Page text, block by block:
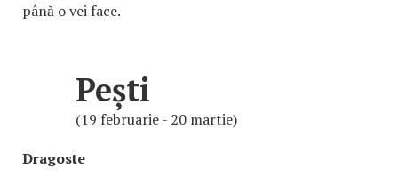
până o vei face.
Pești
(19 februarie - 20 martie)
Dragoste